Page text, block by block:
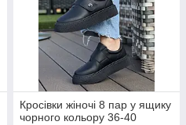
Кросівки жіночі 8 пар у ящику
чорного кольору 36-40